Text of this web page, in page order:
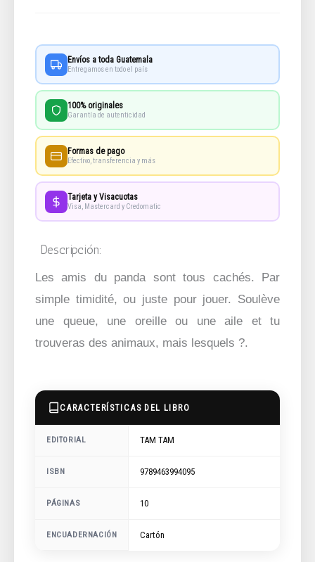
Envíos a toda Guatemala
Entregamos en todo el país
100% originales
Garantía de autenticidad
Formas de pago
Efectivo, transferencia y más
Tarjeta y Visacuotas
Visa, Mastercard y Credomatic
Descripción:
Les amis du panda sont tous cachés. Par
simple timidité, ou juste pour jouer. Soulève
une queue, une oreille ou une aile et tu
trouveras des animaux, mais lesquels ?.
CARACTERÍSTICAS DEL LIBRO
EDITORIAL TAM TAM
ISBN 9789463994095
PÁGINAS 10
ENCUADERNACIÓN Cartón